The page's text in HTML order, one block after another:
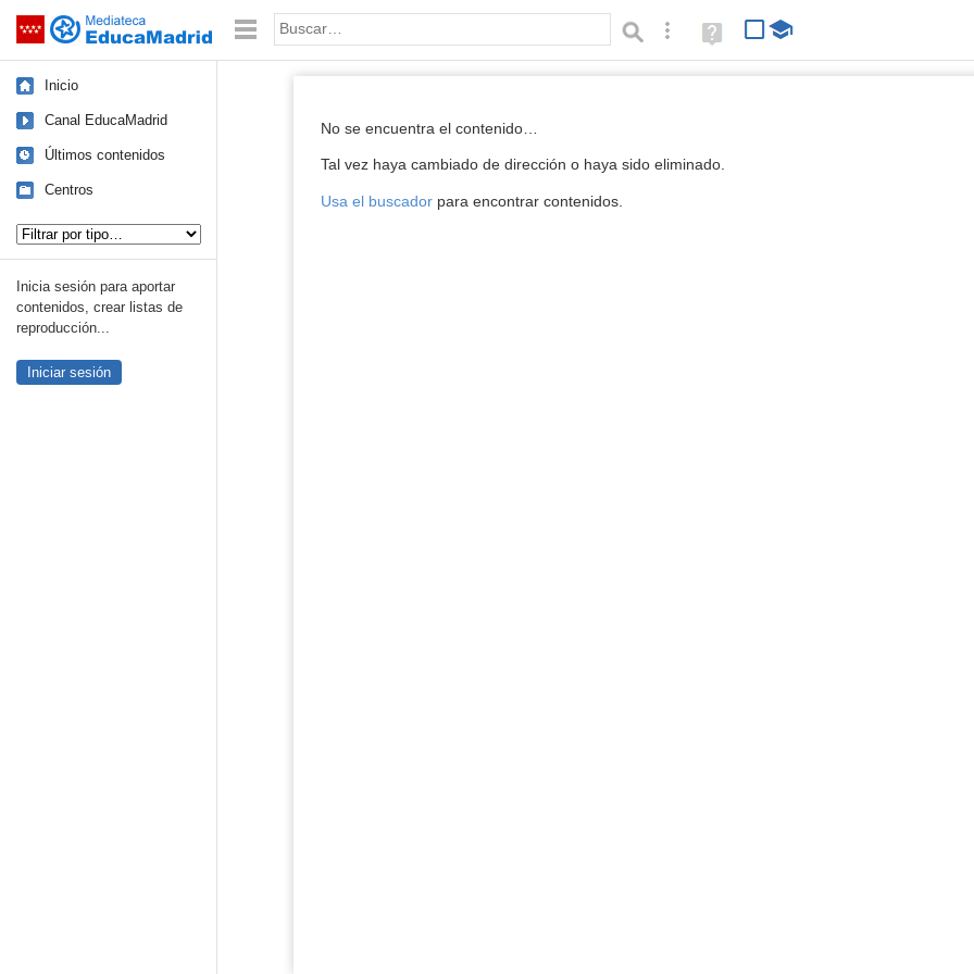
Saltar navegación Palabra o frase: Búsqueda avanzada
Ayuda
(en
Inicio
Canal EducaMadrid
Últimos contenidos
Centros
Inicia sesión para aportar
contenidos, crear listas de
reproducción...
Iniciar sesión
Reproductor de la Mediateca
No se encuentra el contenido…
Tal vez haya cambiado de dirección o haya sido eliminado.
Usa el buscadorpara encontrar contenidos.